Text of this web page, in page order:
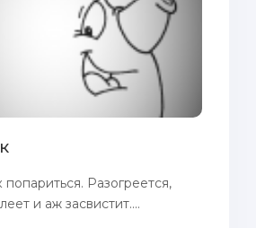
Разогреется,
и аж засвистит....